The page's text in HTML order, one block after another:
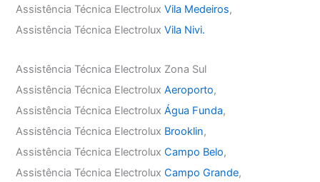
Assistência Técnica ElectroluxVila Medeiros,
Assistência Técnica ElectroluxVila Nivi.
Assistência Técnica Electrolux Zona Sul
Assistência Técnica ElectroluxAeroporto,
Assistência Técnica ElectroluxÁgua Funda,
Assistência Técnica Electrolux Brooklin,
Assistência Técnica ElectroluxCampo Belo,
Assistência Técnica ElectroluxCampo Grande,